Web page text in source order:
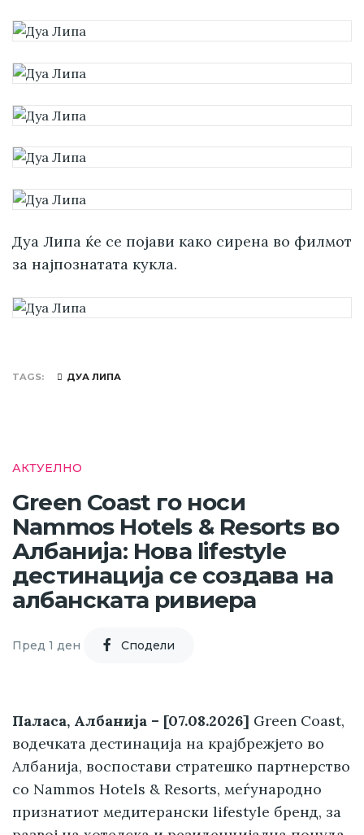
Дуа Липа ќе се појави како сирена во филмот
за најпознатата кукла.
TAGS ДУА ЛИПА
АКТУЕЛНО
Green Coast го носи
Nammos Hotels & Resorts во
Албанија: Нова lifestyle
дестинација се создава на
албанската ривиера
Пред 1 ден Cподели
Паласа, Албанија – [07.08.2026] Green Coast,
водечката дестинација на крајбрежјето во
Албанија, воспостави стратешко партнерство
со Nammos Hotels & Resorts, меѓународно
признатиот медитерански lifestyle бренд, за